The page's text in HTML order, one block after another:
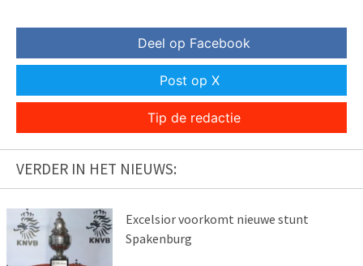
Deel op Facebook
Post op X
Tip de redactie
VERDER IN HET NIEUWS:
Excelsior voorkomt nieuwe stunt
Spakenburg